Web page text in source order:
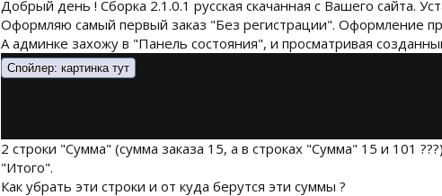
Добрый день ! Сборка 2.1.0.1 русская скачанная с Вашего сайта.
Оформляю самый первый заказ "Без регистрации". Оформление
А админке захожу в "Панель состояния", и просматривая
Спойлер: картинка тут
2 строки "Сумма" (сумма заказа 15, а в строках "Сумма" 15 и 101
"Итого".
Как убрать эти строки и от куда берутся эти суммы ?